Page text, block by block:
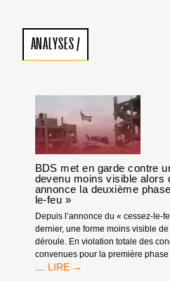
ANALYSES/
BDS met en garde contre
devenu moins visible alors
annonce la deuxième
le-feu »
Depuis l’annonce du « cessez-le-
dernier, une forme moins visible
déroule. En violation totale des
convenues pour la première
… BDS